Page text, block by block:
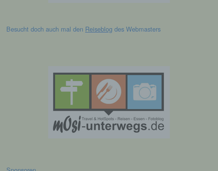
Besucht doch auch mal den Reiseblog des Webmasters
Verantwortlicher oder für die Verarbeitung
Verantwortlicher ist die natürliche oder
juristische Person, Behörde, Einrichtung
oder andere Stelle, die allein oder
gemeinsam mit anderen über die Zwecke
und Mittel der Verarbeitung von